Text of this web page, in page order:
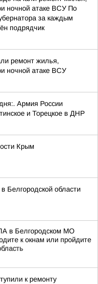
ночной атаке ВСУ По
за каждым
подрядчик
ремонт жилья,
ночной атаке ВСУ
Армия России
и Торецкое в ДНР
Крым
Белгородской области
в Белгородском МО
к окнам или пройдите
к ремонту